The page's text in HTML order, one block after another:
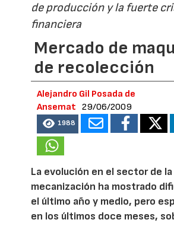
de producción y la fuerte
financiera
Mercado de
de recolección
Alejandro Gil Posada de
Ansemat
29/06/2009
1988
La evolución en el sector de la
mecanización ha mostrado
el último año y medio, pero
en los últimos doce meses,